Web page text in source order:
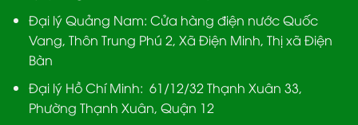
Đại lý Quảng Nam: Cửa hàng điện nước Quốc
Vang, Thôn Trung Phú 2, Xã Điện Minh, Thị xã Điện
Bàn
Đại lý Hồ Chí Minh: 61/12/32 Thạnh Xuân 33,
Phường Thạnh Xuân, Quận 12